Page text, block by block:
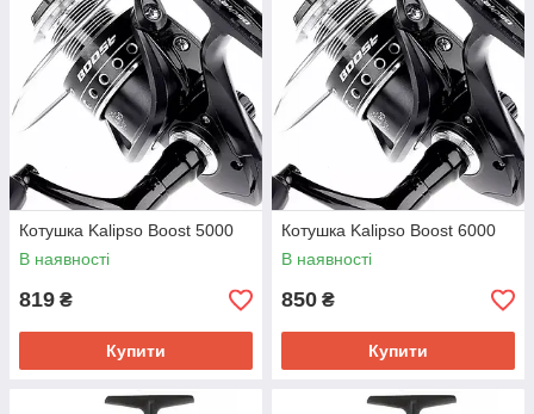
Котушка Kalipso Boost 5000
В наявності
819 ₴
Купити
Котушка Kalipso Boost 6000
В наявності
850 ₴
Купити